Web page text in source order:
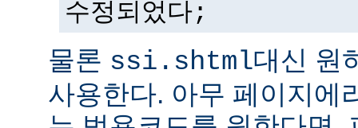
수정되었다;
물론 ssi.shtml대신 원
사용한다. 아무 페이지에